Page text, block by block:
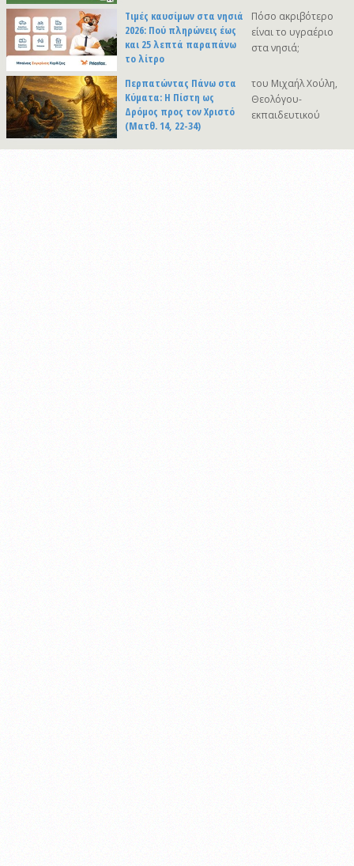
Τιμές καυσίμων στα νησιά
2026: Πού πληρώνεις έως
και 25 λεπτά παραπάνω
το λίτρο
Πόσο ακριβότερο
είναι το υγραέριο
στα νησιά;
Περπατώντας Πάνω στα
Κύματα: Η Πίστη ως
Δρόμος προς τον Χριστό
(Ματθ. 14, 22-34)
του Μιχαήλ Χούλη,
Θεολόγου-
εκπαιδευτικού